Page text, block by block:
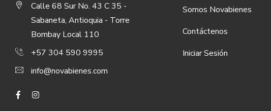
Calle 68 Sur No. 43 C 35 -
Sabaneta, Antioquia - Torre
Bombay Local 110
+57 304 590 9995
info@novabienes.com
Somos Novabienes
Contáctenos
Iniciar Sesión